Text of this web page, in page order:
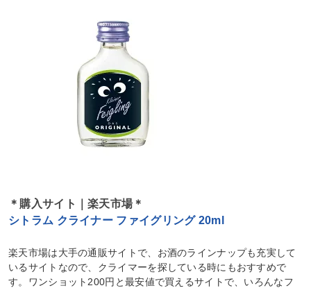
＊購入サイト｜楽天市場＊
シトラム クライナー ファイグリング 20ml
楽天市場は大手の通販サイトで、お酒のラインナップも充実して
いるサイトなので、クライマーを探している時にもおすすめで
す。ワンショット200円と最安値で買えるサイトで、いろんなフ